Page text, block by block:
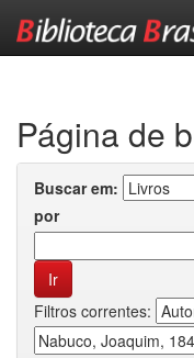
Página de
Buscar em:
por
Filtros correntes: